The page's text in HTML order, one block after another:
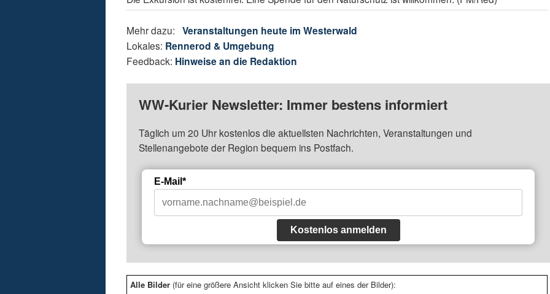
Mehr dazu:Veranstaltungen heute im Westerwald
Lokales: Rennerod & Umgebung
Feedback: Hinweise an die Redaktion
WW-Kurier Newsletter: Immer bestens informiert
Täglich um 20 Uhr kostenlos die aktuellsten Nachrichten, Veranstaltungen und
Stellenangebote der Region bequem ins Postfach.
E-Mail*
Kostenlos anmelden
Alle Bilder (für eine größere Ansicht klicken Sie bitte auf eines der Bilder):